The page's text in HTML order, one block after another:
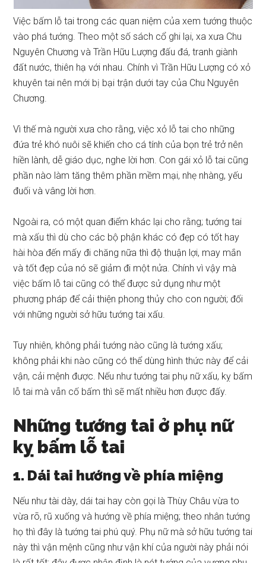
Việc bấm lỗ tai trong các quan niệm của xem tướng thuộc
vào phá tướng. Theo một số sách cổ ghi lại, xa xưa Chu
Nguyên Chương và Trần Hữu Lượng đấu đá, tranh giành
đất nước, thiên hạ với nhau. Chính vì Trần Hữu Lượng có xỏ
khuyên tai nên mới bị bại trận dưới tay của Chu Nguyên
Chương.
Vì thế mà người xưa cho rằng, việc xỏ lỗ tai cho những
đứa trẻ khó nuôi sẽ khiến cho cá tính của bọn trẻ trở nên
hiền lành, dễ giáo dục, nghe lời hơn. Con gái xỏ lỗ tai cũng
phần nào làm tăng thêm phần mềm mại, nhẹ nhàng, yếu
đuối và vâng lời hơn.
Ngoài ra, có một quan điểm khác lại cho rằng; tướng tai
mà xấu thì dù cho các bộ phận khác có đẹp có tốt hay
hài hòa đến mấy đi chăng nữa thì độ thuận lợi, may mắn
và tốt đẹp của nó sẽ giảm đi một nửa. Chính vì vậy mà
việc bấm lỗ tai cũng có thể được sử dụng như một
phương pháp để cải thiện phong thủy cho con người; đối
với những người sở hữu tướng tai xấu.
Tuy nhiên, không phải tướng nào cũng là tướng xấu;
không phải khi nào cũng có thể dùng hình thức này để cải
vận, cải mệnh được. Nếu như tướng tai phụ nữ xấu, kỵ bấm
lỗ tai mà vẫn cố bấm thì sẽ mất nhiều hơn được đấy.
Những tướng tai ở phụ nữ
kỵ bấm lỗ tai
1. Dái tai hướng về phía miệng
Nếu như tài dày, dái tai hay còn gọi là Thùy Châu vừa to
vừa rõ, rũ xuống và hướng về phía miệng; theo nhân tướng
họ thì đây là tướng tai phú quý. Phụ nữ mà sở hữu tướng tai
này thì vận mệnh cũng như vận khí của người này phải nói